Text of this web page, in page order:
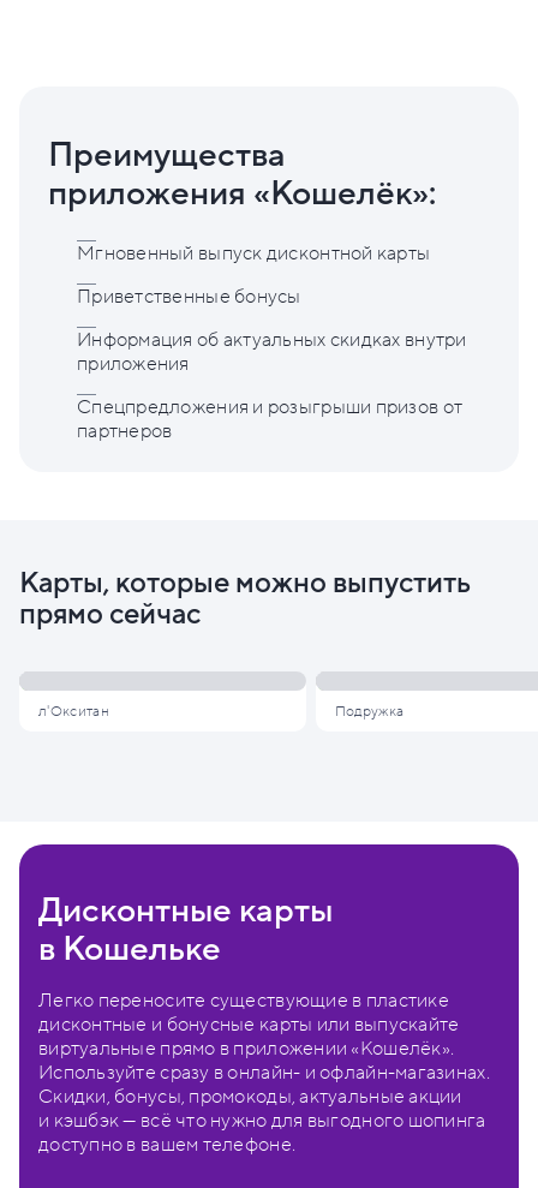
Преимущества
приложения «Кошелёк»:
Мгновенный выпуск дисконтной карты
Приветственные бонусы
Информация об актуальных скидках внутри
приложения
Спецпредложения и розыгрыши призов от
партнеров
Карты, которые можно выпустить
прямо сейчас
л'Окситан Подружка
Дисконтные карты
в Кошельке
Легко переносите существующие в пластике
дисконтные и бонусные карты или выпускайте
виртуальные прямо в приложении «Кошелёк».
Используйте сразу в онлайн- и офлайн-магазинах.
Скидки, бонусы, промокоды, актуальные акции
и кэшбэк — всё что нужно для выгодного шопинга
доступно в вашем телефоне.